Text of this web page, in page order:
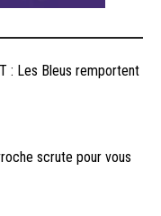
: Les Bleus remportent
scrute pour vous